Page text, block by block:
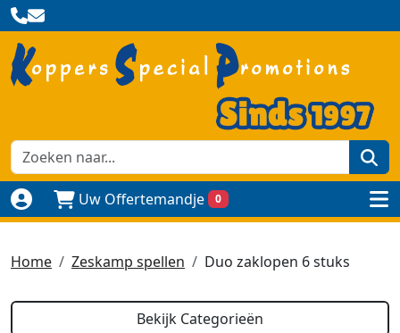
Naar login paginaUw Offertemandje 0
Home Zeskamp spellen Duo zaklopen 6 stuks
Bekijk Categorieën